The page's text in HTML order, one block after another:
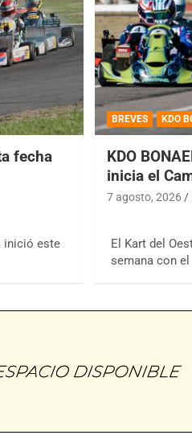
fecha
inició este
BREVES KDO
KDO
inicia el
7 agosto, 2026
El Kart del
semana con